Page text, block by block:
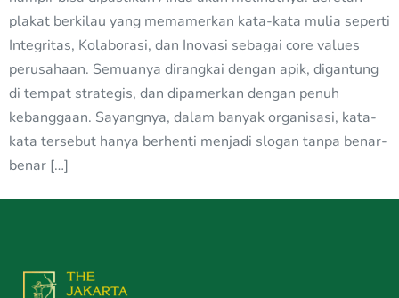
plakat berkilau yang memamerkan kata-kata mulia seperti
Integritas, Kolaborasi, dan Inovasi sebagai core values
perusahaan. Semuanya dirangkai dengan apik, digantung
di tempat strategis, dan dipamerkan dengan penuh
kebanggaan. Sayangnya, dalam banyak organisasi, kata-
kata tersebut hanya berhenti menjadi slogan tanpa benar-
benar […]